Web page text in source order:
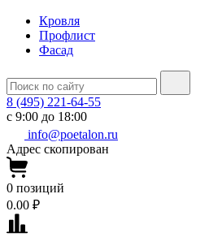
Кровля
Профлист
Фасад
8 (495) 221-64-55
с 9:00 до 18:00
info@poetalon.ru
Адрес скопирован
0 позиций
0.00 ₽